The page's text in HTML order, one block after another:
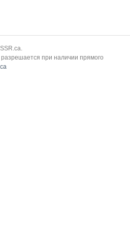
при наличии прямого